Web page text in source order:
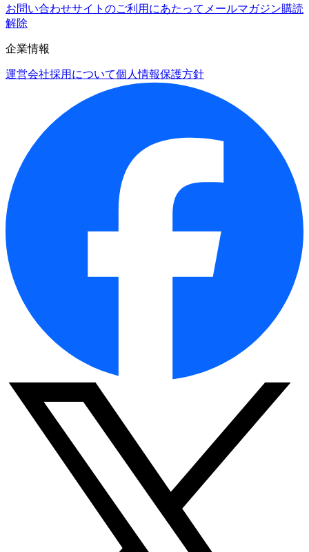
お問い合わせサイトのご利用にあたって メールマガジン購読
解除
企業情報
運営会社採用について個人情報保護方針